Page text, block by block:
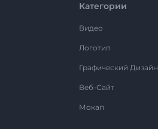
Категории
Видео
Логотип
Графический Дизайн
Веб-Сайт
Мокап